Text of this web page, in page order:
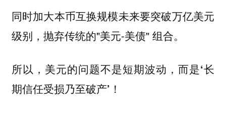
同时加大本币互换规模未来要突破万亿美元
级别，抛弃传统的"美元-美债" 组合。
所以，美元的问题不是短期波动，而是‘长
期信任受损乃至破产’！